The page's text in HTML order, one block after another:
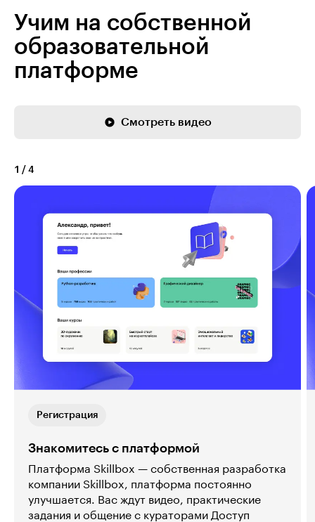
Учим на собственной
образовательной
платформе
Смотреть видео
1 / 4
Регистрация
Знакомитесь с платформой
Платформа Skillbox — собственная разработка
компании Skillbox, платформа постоянно
улучшается. Вас ждут видео, практические
задания и общение с кураторами Доступ